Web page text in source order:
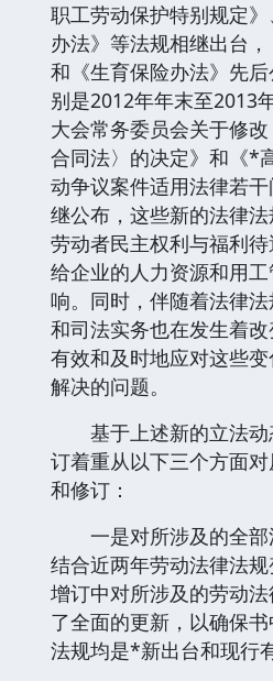
职工劳动保护特别规定
办法》等法规相继出台，
和《生育保险办法》先
别是2012年年末至2013
大会常务委员会关于修
合同法〉的决定》和《*
动争议案件适用法律若
继公布，这些新的法律
劳动者民主权利与福利
给企业的人力资源和用
响。同时，伴随着法律
和司法实务也在发生着
有效和及时地应对这些
解决的问题。
基于上述新的立法动
订着重从以下三个方面
和修订：
一是对所涉及的全部
结合近两年劳动法律法
增订中对所涉及的劳动
了全面的更新，以确保
法规均是*新出台和现行